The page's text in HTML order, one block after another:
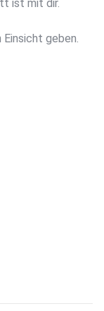
ist mit dir.
Einsicht geben.